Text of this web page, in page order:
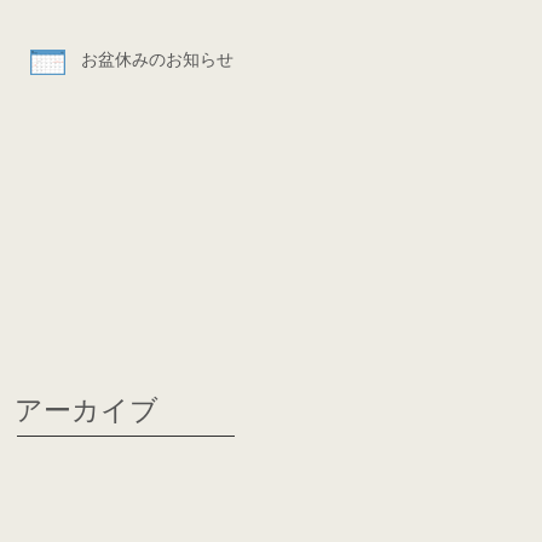
お盆休みのお知らせ
アーカイブ